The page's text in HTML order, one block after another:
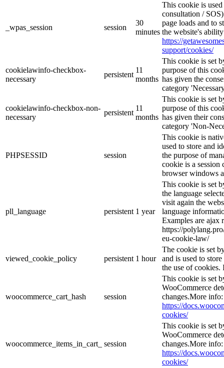
_wpas_session session
30
minutes
This cookie is
consultation /
page loads and to
the website's
https://
support/cookies/
cookielawinfo-checkbox-
necessary
persistent
11
months
This cookie is set
purpose of this
has given the
category
cookielawinfo-checkbox-non-
necessary
persistent
11
months
This cookie is set
purpose of this
has given their
category 'Non-
PHPSESSID session
This cookie is
used to store and
the purpose of
cookie is a session
browser windows
pll_language persistent 1 year
This cookie is set
the language
visit again the
language
Examples are ajax
https://
eu-cookie-law/
viewed_cookie_policy persistent 1 hour
The cookie is set
and is used to
the use of cookies.
woocommerce_cart_hash session
This cookie is set
WooCommerce
changes.More info:
https://
cookies/
woocommerce_items_in_cart_ session
This cookie is set
WooCommerce
changes.More info:
https://
cookies/